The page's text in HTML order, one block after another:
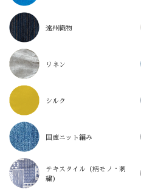
遠州織物
リネン
シルク
国産ニット編み
テキスタイル（柄モノ・刺
繍）